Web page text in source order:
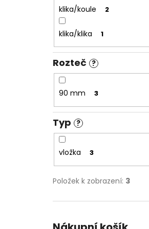
klika/koule 2
klika/klika 1
Rozteč ?
90 mm 3
Typ ?
vložka 3
Položek k zobrazení: 3
NÝT DUTÝ DVOJDÍLNÝ
2 Kč